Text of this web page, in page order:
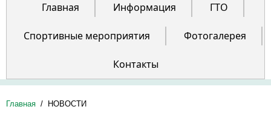
Главная
Информация ГТО
Спортивные мероприятия Фотогалерея
Контакты
Главная / НОВОСТИ